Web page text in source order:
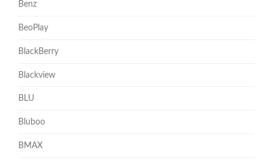
Benz
BeoPlay
BlackBerry
Blackview
BLU
Bluboo
BMAX